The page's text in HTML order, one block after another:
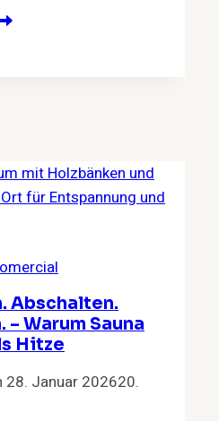
Abschalten.
– Warum Sauna
Hitze
28. Januar 202620.